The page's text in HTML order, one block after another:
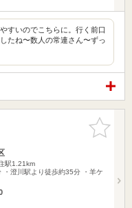
すいのでこちらに。行く前口
たね〜数人の常連さん〜ずっ
お気に入
りに追加
駅1.21km
・澄川駅より徒歩約35分 ・羊ケ